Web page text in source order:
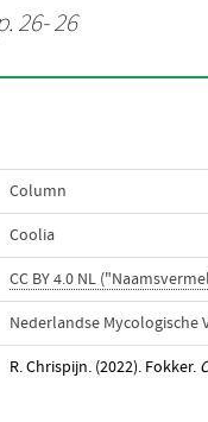
26- 26
Column
Coolia
CC BY 4.0 NL
Nederlandse Mycologische
R. Chrispijn. (2022). Fokker.